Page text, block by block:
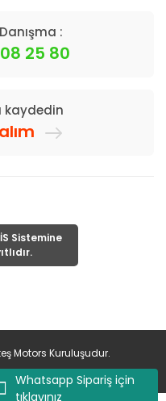
Whatsapp Sipariş için
tıklayınız
:
25 80
kaydedin
Sistemine
Motors Kuruluşudur.